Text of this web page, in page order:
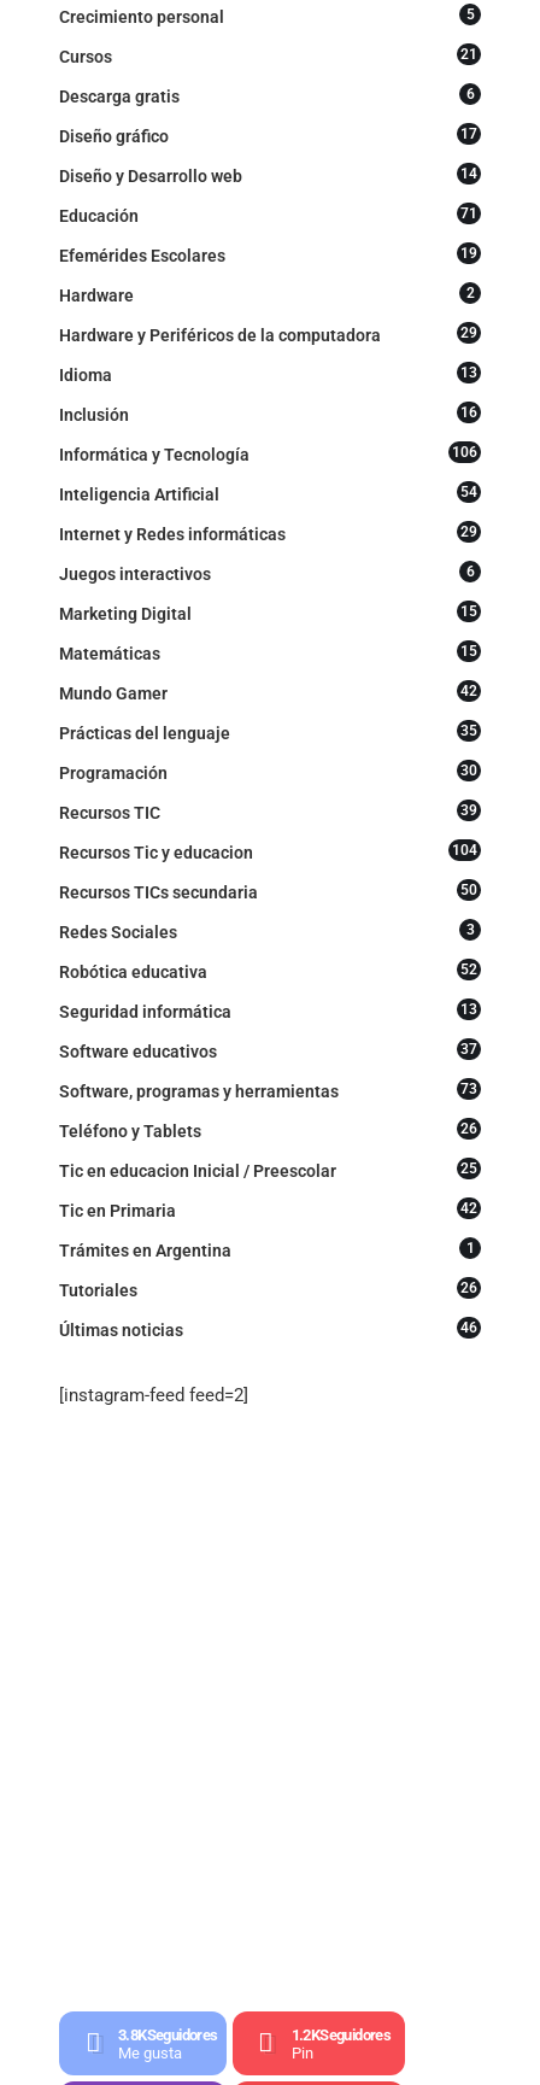
Crecimiento personal 5
Cursos 21
Descarga gratis 6
Diseño gráfico 17
Diseño y Desarrollo web 14
Educación 71
Efemérides Escolares 19
Hardware 2
Hardware y Periféricos de la computadora 29
Idioma 13
Inclusión 16
Informática y Tecnología 106
Inteligencia Artificial 54
Internet y Redes informáticas 29
Juegos interactivos 6
Marketing Digital 15
Matemáticas 15
Mundo Gamer 42
Prácticas del lenguaje 35
Programación 30
Recursos TIC 39
Recursos Tic y educacion 104
Recursos TICs secundaria 50
Redes Sociales 3
Robótica educativa 52
Seguridad informática 13
Software educativos 37
Software, programas y herramientas 73
Teléfono y Tablets 26
Tic en educacion Inicial / Preescolar 25
Tic en Primaria 42
Trámites en Argentina 1
Tutoriales 26
Últimas noticias 46
[instagram-feed feed=2]
3.8KSeguidores
Me gusta
1.2KSeguidores
Pin